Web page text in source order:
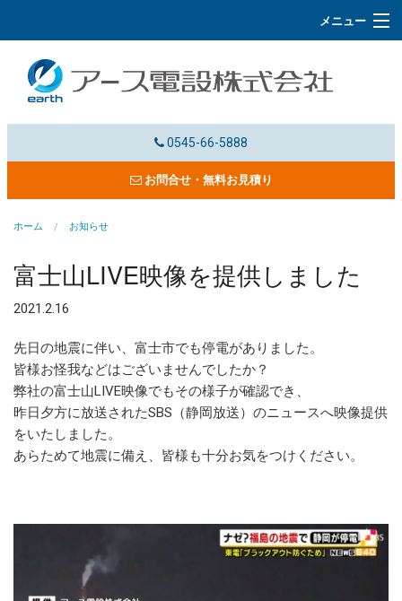
メニュー
ホーム
事業概要
会社概要
協力会社募集・採用情報
よくあるご質問
富士山LIVE
お問合せ
0545-66-5888
お問合せ・無料お見積り
ホーム お知らせ
富士山LIVE映像を提供しました
2021.2.16
先日の地震に伴い、富士市でも停電がありました。
皆様お怪我などはございませんでしたか？
弊社の富士山LIVE映像でもその様子が確認でき、
昨日夕方に放送されたSBS（静岡放送）のニュースへ映像提供
をいたしました。
あらためて地震に備え、皆様も十分お気をつけください。